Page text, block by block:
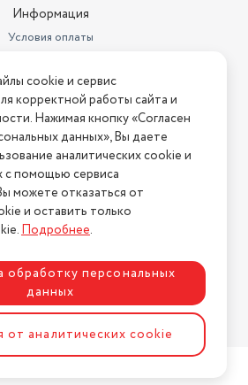
Информация
Условия оплаты
Условия возврата
на сайте? Напишите нам
"АстМаркет". У нас есть всё!
конфиденциальности
сайтаASTDESIGN
cookie и сервис
корректной работы сайта и
Нажимая кнопку «Согласен
данных», Вы даете
аналитических cookie и
с помощью сервиса
можете отказаться от
и оставить только
Подробнее.
обработку персональных
данных
от аналитических cookie